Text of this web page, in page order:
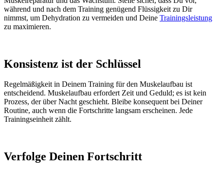
während und nach dem Training genügend Flüssigkeit zu Dir
nimmst, um Dehydration zu vermeiden und Deine Trainingsleistung
zu maximieren.
Konsistenz ist der Schlüssel
Regelmäßigkeit in Deinem Training für den Muskelaufbau ist
entscheidend. Muskelaufbau erfordert Zeit und Geduld; es ist kein
Prozess, der über Nacht geschieht. Bleibe konsequent bei Deiner
Routine, auch wenn die Fortschritte langsam erscheinen. Jede
Trainingseinheit zählt.
Verfolge Deinen Fortschritt